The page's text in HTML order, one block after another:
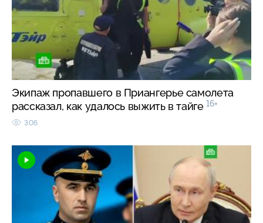
Экипаж пропавшего в Приангерье самолета
рассказал, как удалось выжить в тайге 16+
306